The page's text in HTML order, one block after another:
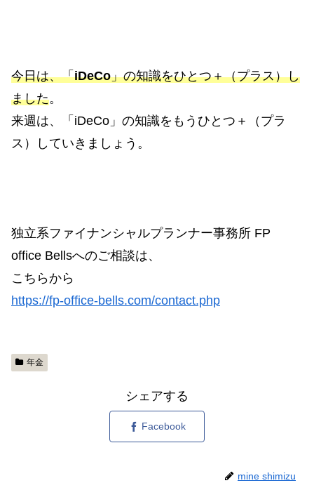
今日は、「iDeCo」の知識をひとつ＋（プラス）し
ました。
来週は、「iDeCo」の知識をもうひとつ＋（プラ
ス）していきましょう。
独立系ファイナンシャルプランナー事務所 FP
office Bellsへのご相談は、
こちらから
https://fp-office-bells.com/contact.php
年金
シェアする
Facebook
mine shimizu